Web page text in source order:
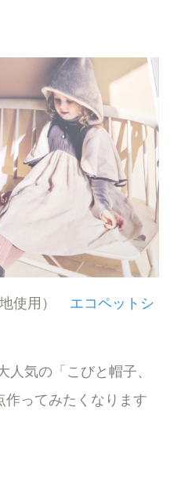
地使用） エコペットシ
人気の「こびと帽子、
作ってみたくなります